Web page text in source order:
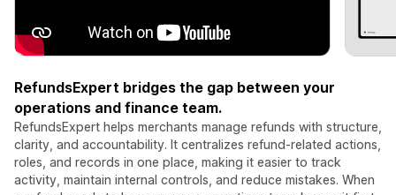
RefundsExpert bridges the gap between your
operations and finance team.
RefundsExpert helps merchants manage refunds with structure,
clarity, and accountability. It centralizes refund-related actions,
roles, and records in one place, making it easier to track
activity, maintain internal controls, and reduce mistakes. When